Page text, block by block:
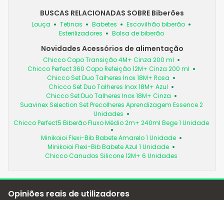
BUSCAS RELACIONADAS SOBRE Biberões
Louça Tetinas Babetes
Escovilhão biberão
Esterilizadores
Bolsa de biberão
Novidades Acessórios de alimentação
Chicco Copo Transição 4M+ Cinza 200 ml
Chicco Perfect 360 Copo Refeição 12M+ Cinza 200 ml
Chicco Set Duo Talheres Inox 18M+ Rosa
Chicco Set Duo Talheres Inox 18M+ Azul
Chicco Set Duo Talheres Inox 18M+ Cinza
Suavinex Selection Set Precolheres Aprendizagem Essence 2
Unidades
Chicco Perfect5 Biberão Fluxo Médio 2m+ 240ml Bege 1 Unidade
Minikoioi Flexi-Bib Babete Amarelo 1 Unidade
Minikoioi Flexi-Bib Babete Azul 1 Unidade
Chicco Canudos Silicone 12M+ 6 Unidades
Opiniões reais de utilizadores